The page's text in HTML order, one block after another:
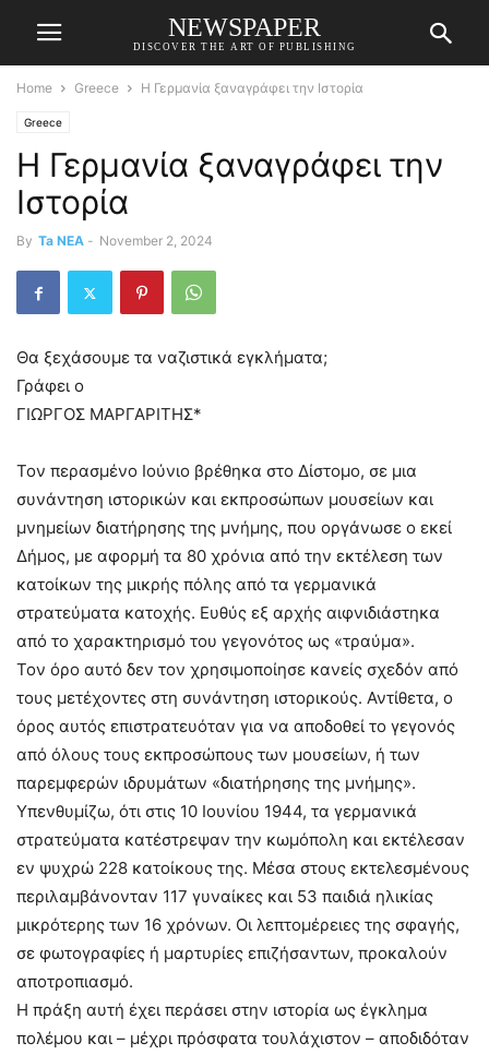
NEWSPAPER
DISCOVER THE ART OF PUBLISHING
Home Greece Η Γερμανία ξαναγράφει την Ιστορία
Greece
Η Γερμανία ξαναγράφει την
Ιστορία
By Ta NEA - November 2, 2024
Θα ξεχάσουμε τα ναζιστικά εγκλήματα;
Γράφει ο
ΓΙΩΡΓΟΣ ΜΑΡΓΑΡΙΤΗΣ*
Τον περασμένο Ιούνιο βρέθηκα στο Δίστομο, σε μια
συνάντηση ιστορικών και εκπροσώπων μουσείων και
μνημείων διατήρησης της μνήμης, που οργάνωσε ο εκεί
Δήμος, με αφορμή τα 80 χρόνια από την εκτέλεση των
κατοίκων της μικρής πόλης από τα γερμανικά
στρατεύματα κατοχής. Ευθύς εξ αρχής αιφνιδιάστηκα
από το χαρακτηρισμό του γεγονότος ως «τραύμα».
Τον όρο αυτό δεν τον χρησιμοποίησε κανείς σχεδόν από
τους μετέχοντες στη συνάντηση ιστορικούς. Αντίθετα, ο
όρος αυτός επιστρατευόταν για να αποδοθεί το γεγονός
από όλους τους εκπροσώπους των μουσείων, ή των
παρεμφερών ιδρυμάτων «διατήρησης της μνήμης».
Υπενθυμίζω, ότι στις 10 Ιουνίου 1944, τα γερμανικά
στρατεύματα κατέστρεψαν την κωμόπολη και εκτέλεσαν
εν ψυχρώ 228 κατοίκους της. Μέσα στους εκτελεσμένους
περιλαμβάνονταν 117 γυναίκες και 53 παιδιά ηλικίας
μικρότερης των 16 χρόνων. Οι λεπτομέρειες της σφαγής,
σε φωτογραφίες ή μαρτυρίες επιζήσαντων, προκαλούν
αποτροπιασμό.
Η πράξη αυτή έχει περάσει στην ιστορία ως έγκλημα
πολέμου και – μέχρι πρόσφατα τουλάχιστον – αποδιδόταν